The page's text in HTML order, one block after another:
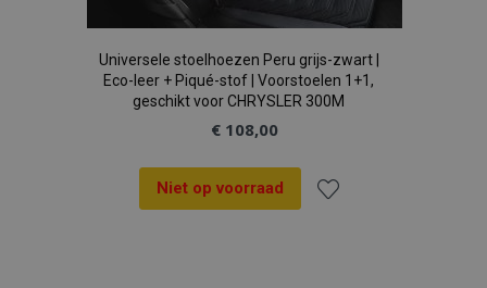
Universele stoelhoezen Peru grijs-zwart |
Eco-leer + Piqué-stof | Voorstoelen 1+1,
geschikt voor CHRYSLER 300M
€ 108,00
Niet op voorraad